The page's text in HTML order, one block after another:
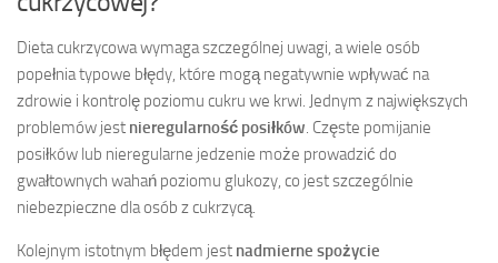
Dieta cukrzycowa wymaga szczególnej uwagi, a wiele osób
popełnia typowe błędy, które mogą negatywnie wpływać na
zdrowie i kontrolę poziomu cukru we krwi. Jednym z największych
problemów jest nieregularność posiłków. Częste pomijanie
posiłków lub nieregularne jedzenie może prowadzić do
gwałtownych wahań poziomu glukozy, co jest szczególnie
niebezpieczne dla osób z cukrzycą.
Kolejnym istotnym błędem jest nadmierne spożycie